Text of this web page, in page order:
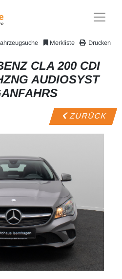
Drucken
Merkliste
CLA 200 CDI
AUDIOSYST
ZURÜCK